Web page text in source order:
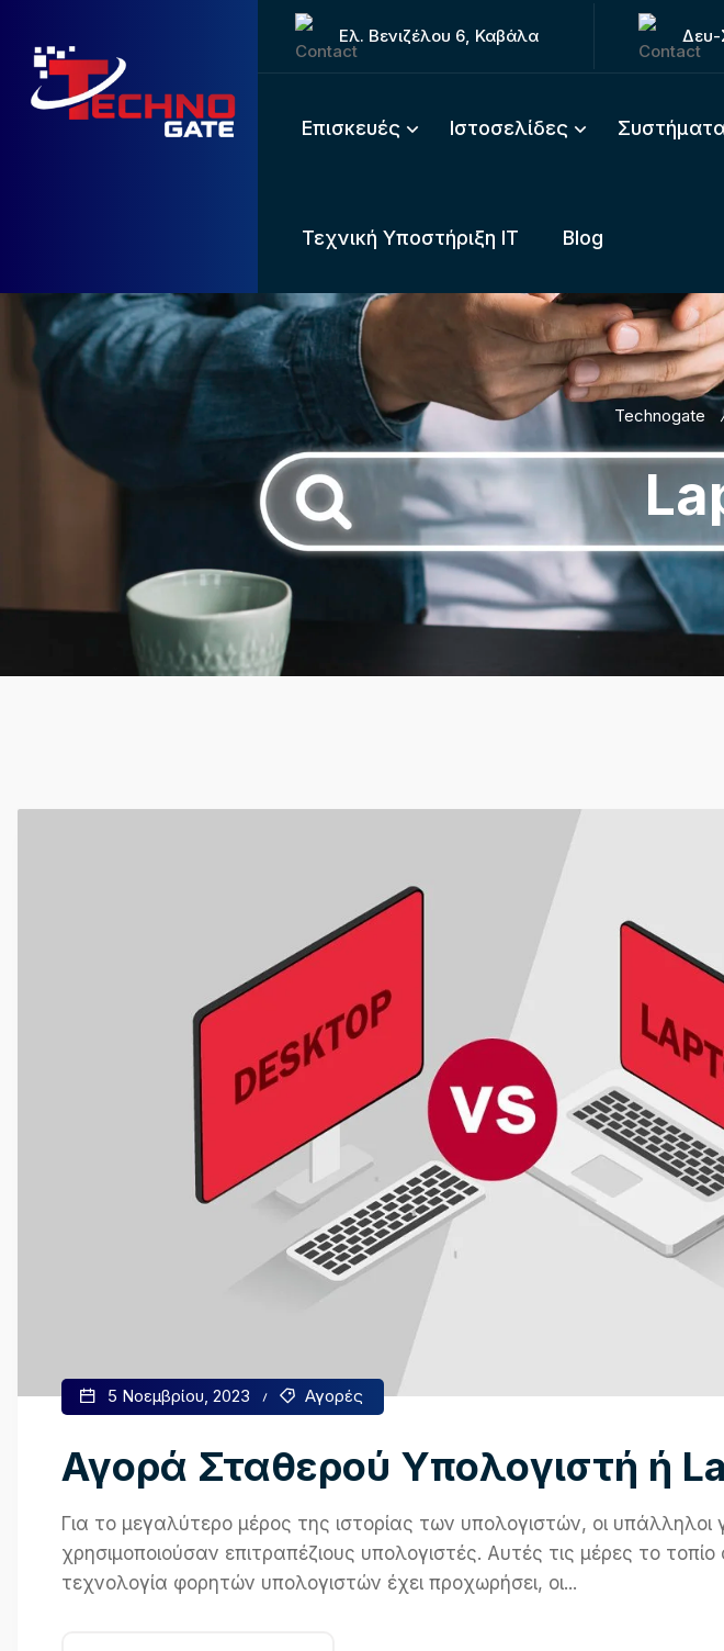
Ελ. Βενιζέλου 6, Καβάλα Δευ-
Επισκευές Ιστοσελίδες
Τεχνική Υποστήριξη IT Blog
Technogate
5 Νοεμβρίου, 2023 Αγορές
Αγορά Σταθερού Υπολογιστή ή
Για το μεγαλύτερο μέρος της ιστορίας των υπολογιστών, οι υπάλληλοι
χρησιμοποιούσαν επιτραπέζιους υπολογιστές. Αυτές τις μέρες το
τεχνολογία φορητών υπολογιστών έχει προχωρήσει, οι...